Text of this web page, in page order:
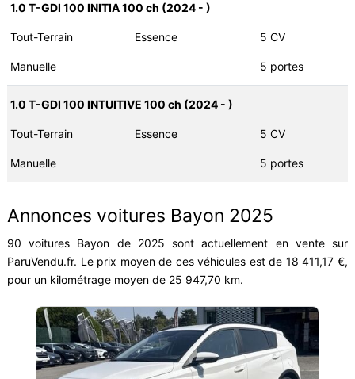
1.0 T-GDI 100 INITIA 100 ch (2024 - )
Tout-Terrain Essence 5 CV
Manuelle 5 portes
1.0 T-GDI 100 INTUITIVE 100 ch (2024 - )
Tout-Terrain Essence 5 CV
Manuelle 5 portes
Annonces voitures Bayon 2025
90 voitures Bayon de 2025 sont actuellement en vente sur
ParuVendu.fr. Le prix moyen de ces véhicules est de 18 411,17 €,
pour un kilométrage moyen de 25 947,70 km.